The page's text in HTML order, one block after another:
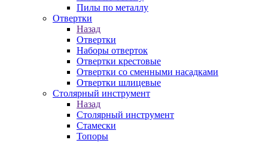
Пилы по металлу
Отвертки
Назад
Отвертки
Наборы отверток
Отвертки крестовые
Отвертки со сменными насадками
Отвертки шлицевые
Столярный инструмент
Назад
Столярный инструмент
Стамески
Топоры